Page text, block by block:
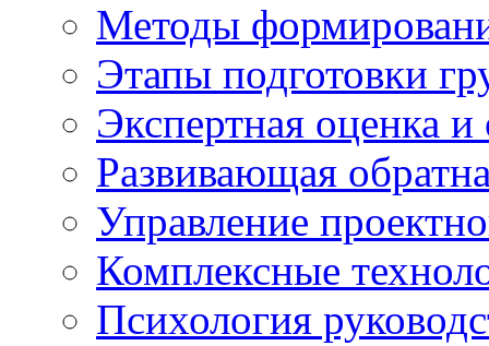
Методы
Этапы подготовки
Экспертная оценка
Развивающая
Управление
Комплексные
Психология